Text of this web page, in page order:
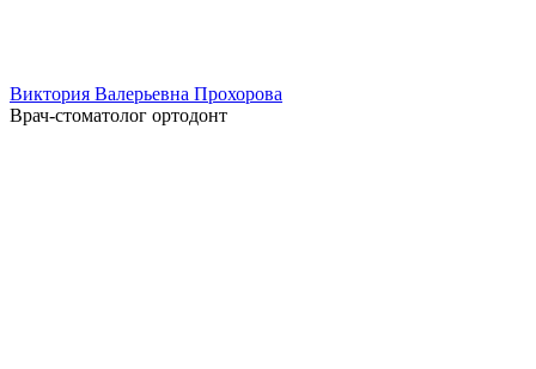
Виктория Валерьевна Прохорова
Врач-стоматолог ортодонт